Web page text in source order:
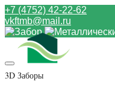
+7 (4752) 42-22-62
vkftmb@mail.ru
3D Заборы